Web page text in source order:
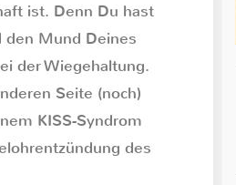
ist. Denn Du hast
den Mund Deines
der Wiegehaltung.
Seite (noch)
KISS-Syndrom
des